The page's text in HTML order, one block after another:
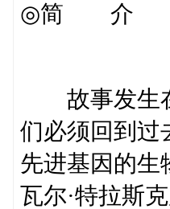
◎简 介
故事发生在
们必须回到过
先进基因的生
瓦尔·特拉斯